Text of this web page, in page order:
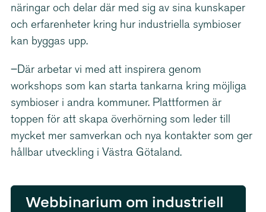
näringar och delar där med sig av sina kunskaper
och erfarenheter kring hur industriella symbioser
kan byggas upp.
–Där arbetar vi med att inspirera genom
workshops som kan starta tankarna kring möjliga
symbioser i andra kommuner. Plattformen är
toppen för att skapa överhörning som leder till
mycket mer samverkan och nya kontakter som ger
hållbar utveckling i Västra Götaland.
Webbinarium om industriell